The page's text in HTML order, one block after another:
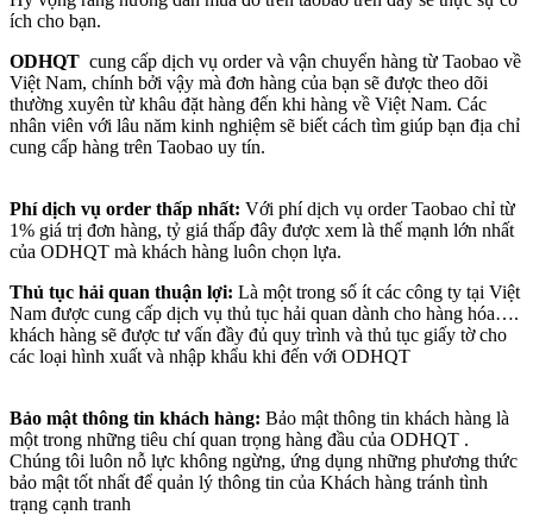
ích cho bạn.
ODHQT cung cấp dịch vụ order và vận chuyển hàng từ Taobao về
Việt Nam, chính bởi vậy mà đơn hàng của bạn sẽ được theo dõi
thường xuyên từ khâu đặt hàng đến khi hàng về Việt Nam. Các
nhân viên với lâu năm kinh nghiệm sẽ biết cách tìm giúp bạn địa chỉ
cung cấp hàng trên Taobao uy tín.
Phí dịch vụ order thấp nhất: Với phí dịch vụ order Taobao chỉ từ
1% giá trị đơn hàng, tỷ giá thấp đây được xem là thế mạnh lớn nhất
của ODHQT mà khách hàng luôn chọn lựa.
Thủ tục hải quan thuận lợi: Là một trong số ít các công ty tại Việt
Nam được cung cấp dịch vụ thủ tục hải quan dành cho hàng hóa….
khách hàng sẽ được tư vấn đầy đủ quy trình và thủ tục giấy tờ cho
các loại hình xuất và nhập khẩu khi đến với ODHQT
Bảo mật thông tin khách hàng: Bảo mật thông tin khách hàng là
một trong những tiêu chí quan trọng hàng đầu của ODHQT .
Chúng tôi luôn nỗ lực không ngừng, ứng dụng những phương thức
bảo mật tốt nhất để quản lý thông tin của Khách hàng tránh tình
trạng cạnh tranh